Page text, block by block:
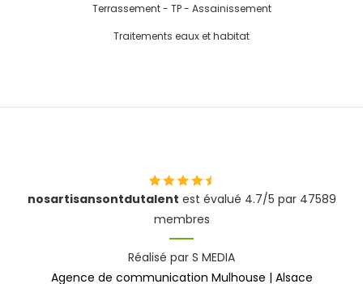
Terrassement - TP - Assainissement
Traitements eaux et habitat
nosartisansontdutalent est évalué 4.7/5 par 47589
membres
Réalisé par S MEDIA
Agence de communication Mulhouse | Alsace